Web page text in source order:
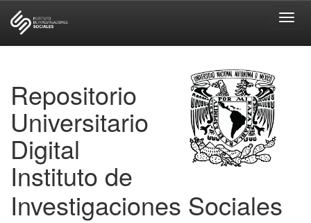
Repositorio
Universitario
Digital
Instituto de
Investigaciones Sociales